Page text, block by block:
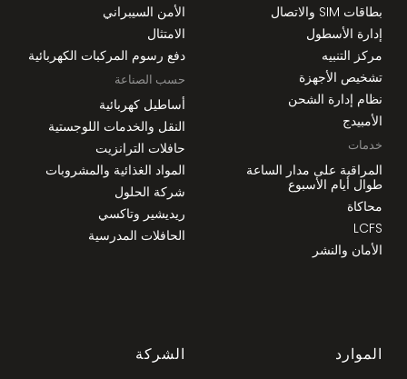
بطاقات SIM والاتصال
إدارة الأسطول
مركز التنبيه
تشخيص الأجهزة
نظام إدارة الشحن
الأمبيدج
خدمات
المراقبة على مدار الساعة
طوال أيام الأسبوع
محاكاة
LCFS
الأمان والنشر
الأمن السيبراني
الامتثال
دفع رسوم المركبات الكهربائية
حسب الصناعة
أساطيل كهربائية
النقل والخدمات اللوجستية
حافلات الترانزيت
المواد الغذائية والمشروبات
شركة الحلول
ريديشير وتاكسي
الحافلات المدرسية
الموارد الشركة